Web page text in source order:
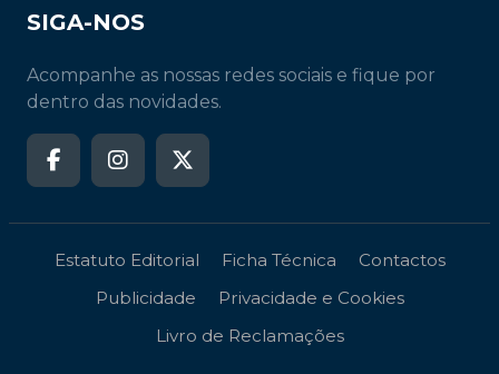
SIGA-NOS
Acompanhe as nossas redes sociais e fique por
dentro das novidades.
Estatuto Editorial Ficha Técnica
Contactos
Publicidade
Privacidade e Cookies
Livro de Reclamações